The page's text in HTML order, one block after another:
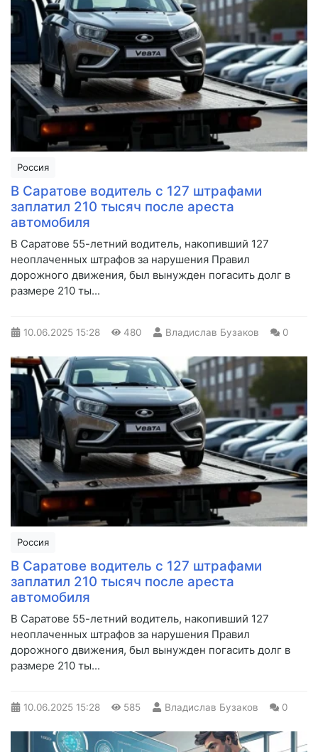
Россия
В Саратове водитель с 127 штрафами
заплатил 210 тысяч после ареста
автомобиля
В Саратове 55-летний водитель, накопивший 127
неоплаченных штрафов за нарушения Правил
дорожного движения, был вынужден погасить долг в
размере 210 ты...
10.06.2025 15:28 480 Владислав Бузаков 0
Россия
В Саратове водитель с 127 штрафами
заплатил 210 тысяч после ареста
автомобиля
В Саратове 55-летний водитель, накопивший 127
неоплаченных штрафов за нарушения Правил
дорожного движения, был вынужден погасить долг в
размере 210 ты...
10.06.2025 15:28 585 Владислав Бузаков 0